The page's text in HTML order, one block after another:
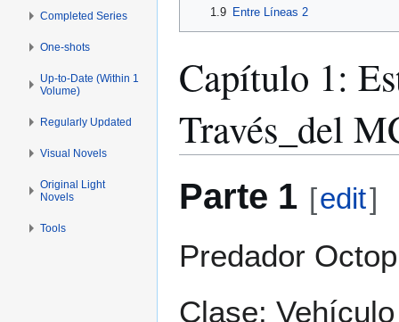
1.9
Entre Líneas 2
Capítulo 1:
Través_del
Parte 1 [edit]
Predador
Clase:
Completed Series
One-shots
Up-to-Date (Within 1
Volume)
Regularly Updated
Visual Novels
Original Light
Novels
Tools